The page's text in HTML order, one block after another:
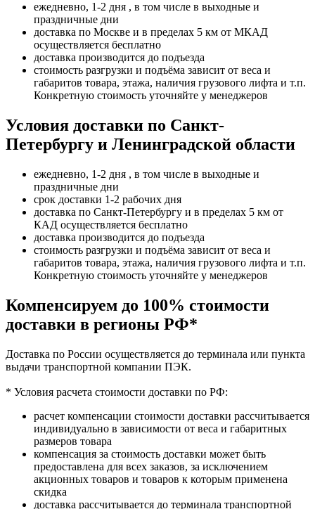
ежедневно, 1-2 дня , в том числе в выходные и
праздничные дни
доставка по Москве и в пределах 5 км от МКАД
осуществляется бесплатно
доставка производится до подъезда
стоимость разгрузки и подъёма зависит от веса и
габаритов товара, этажа, наличия грузового лифта и т.п.
Конкретную стоимость уточняйте у менеджеров
Условия доставки по Санкт-
Петербургу и Ленинградской области
ежедневно, 1-2 дня , в том числе в выходные и
праздничные дни
срок доставки 1-2 рабочих дня
доставка по Санкт-Петербургу и в пределах 5 км от
КАД осуществляется бесплатно
доставка производится до подъезда
стоимость разгрузки и подъёма зависит от веса и
габаритов товара, этажа, наличия грузового лифта и т.п.
Конкретную стоимость уточняйте у менеджеров
Компенсируем до 100% стоимости
доставки в регионы РФ*
Доставка по России осуществляется до терминала или пункта
выдачи транспортной компании ПЭК.
* Условия расчета стоимости доставки по РФ:
расчет компенсации стоимости доставки рассчитывается
индивидуально в зависимости от веса и габаритных
размеров товара
компенсация за стоимость доставки может быть
предоставлена для всех заказов, за исключением
акционных товаров и товаров к которым применена
скидка
доставка рассчитывается до терминала транспортной